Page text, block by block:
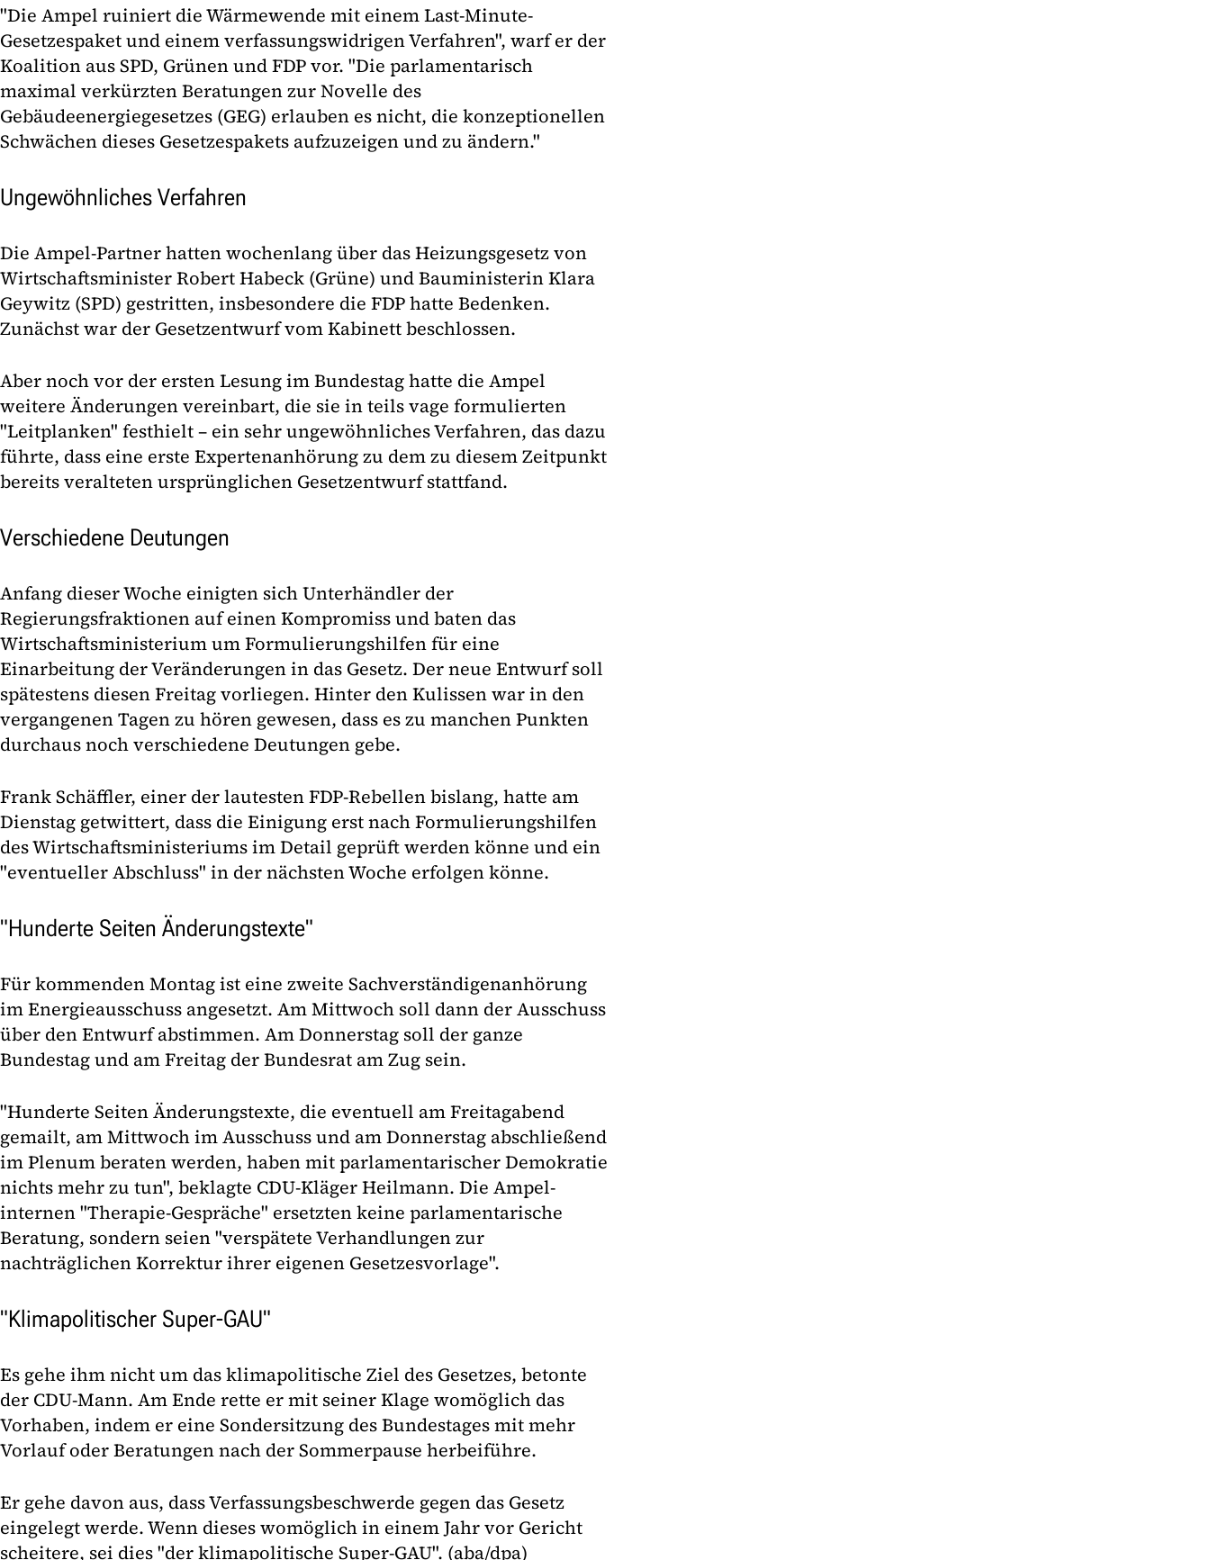
"Die Ampel ruiniert die Wärmewende mit einem Last-Minute-
Gesetzespaket und einem verfassungswidrigen Verfahren", warf er der
Koalition aus SPD, Grünen und FDP vor. "Die parlamentarisch
maximal verkürzten Beratungen zur Novelle des
Gebäudeenergiegesetzes (GEG) erlauben es nicht, die konzeptionellen
Schwächen dieses Gesetzespakets aufzuzeigen und zu ändern."
Ungewöhnliches Verfahren
Die Ampel-Partner hatten wochenlang über das Heizungsgesetz von
Wirtschaftsminister Robert Habeck (Grüne) und Bauministerin Klara
Geywitz (SPD) gestritten, insbesondere die FDP hatte Bedenken.
Zunächst war der Gesetzentwurf vom Kabinett beschlossen.
Aber noch vor der ersten Lesung im Bundestag hatte die Ampel
weitere Änderungen vereinbart, die sie in teils vage formulierten
"Leitplanken" festhielt – ein sehr ungewöhnliches Verfahren, das dazu
führte, dass eine erste Expertenanhörung zu dem zu diesem Zeitpunkt
bereits veralteten ursprünglichen Gesetzentwurf stattfand.
Verschiedene Deutungen
Anfang dieser Woche einigten sich Unterhändler der
Regierungsfraktionen auf einen Kompromiss und baten das
Wirtschaftsministerium um Formulierungshilfen für eine
Einarbeitung der Veränderungen in das Gesetz. Der neue Entwurf soll
spätestens diesen Freitag vorliegen. Hinter den Kulissen war in den
vergangenen Tagen zu hören gewesen, dass es zu manchen Punkten
durchaus noch verschiedene Deutungen gebe.
Frank Schäffler, einer der lautesten FDP-Rebellen bislang, hatte am
Dienstag getwittert, dass die Einigung erst nach Formulierungshilfen
des Wirtschaftsministeriums im Detail geprüft werden könne und ein
"eventueller Abschluss" in der nächsten Woche erfolgen könne.
"Hunderte Seiten Änderungstexte"
Für kommenden Montag ist eine zweite Sachverständigenanhörung
im Energieausschuss angesetzt. Am Mittwoch soll dann der Ausschuss
über den Entwurf abstimmen. Am Donnerstag soll der ganze
Bundestag und am Freitag der Bundesrat am Zug sein.
"Hunderte Seiten Änderungstexte, die eventuell am Freitagabend
gemailt, am Mittwoch im Ausschuss und am Donnerstag abschließend
im Plenum beraten werden, haben mit parlamentarischer Demokratie
nichts mehr zu tun", beklagte CDU-Kläger Heilmann. Die Ampel-
internen "Therapie-Gespräche" ersetzten keine parlamentarische
Beratung, sondern seien "verspätete Verhandlungen zur
nachträglichen Korrektur ihrer eigenen Gesetzesvorlage".
"Klimapolitischer Super-GAU"
Es gehe ihm nicht um das klimapolitische Ziel des Gesetzes, betonte
der CDU-Mann. Am Ende rette er mit seiner Klage womöglich das
Vorhaben, indem er eine Sondersitzung des Bundestages mit mehr
Vorlauf oder Beratungen nach der Sommerpause herbeiführe.
Er gehe davon aus, dass Verfassungsbeschwerde gegen das Gesetz
eingelegt werde. Wenn dieses womöglich in einem Jahr vor Gericht
scheitere, sei dies "der klimapolitische Super-GAU". (aba/dpa)